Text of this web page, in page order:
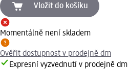
Vložit do košíku
Momentálně není skladem
Ověřit dostupnost v prodejně dm
Expresní vyzvednutí v prodejně